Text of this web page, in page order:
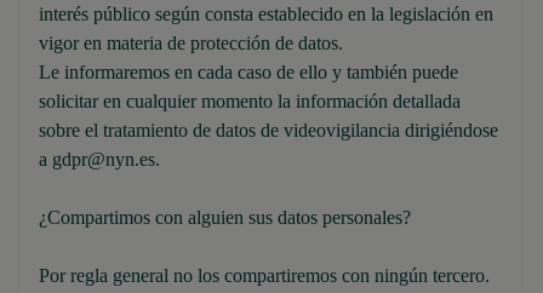
interés público según consta establecido en la legislación en
vigor en materia de protección de datos.
Le informaremos en cada caso de ello y también puede
solicitar en cualquier momento la información detallada
sobre el tratamiento de datos de videovigilancia dirigiéndose
a gdpr@nyn.es.
¿Compartimos con alguien sus datos personales?
Por regla general no los compartiremos con ningún tercero.